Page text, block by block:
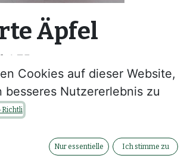
Äpfel
75g
Sie uns
Cookies auf dieser Website,
besseres Nutzererlebnis zu
Richtli
Nur essentielle Ich stimme zu